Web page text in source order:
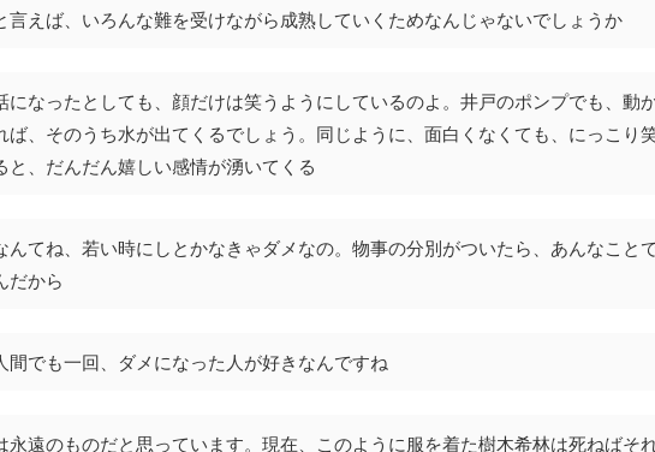
言えば、いろんな難を受けながら成熟していくためなんじゃないでしょうか
になったとしても、顔だけは笑うようにしているのよ。井戸のポンプでも、動
ば、そのうち水が出てくるでしょう。同じように、面白くなくても、にっこり
と、だんだん嬉しい感情が湧いてくる
んてね、若い時にしとかなきゃダメなの。物事の分別がついたら、あんなこと
だから
間でも一回、ダメになった人が好きなんですね
永遠のものだと思っています。現在、このように服を着た樹木希林は死ねばそ